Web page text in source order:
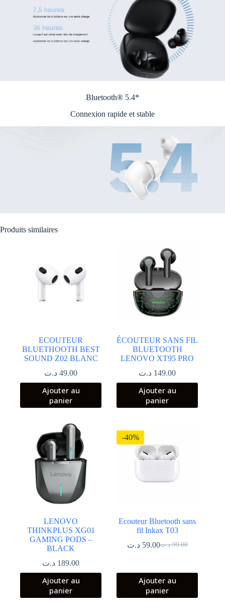
Bluetooth® 5.4*
Connexion rapide et stable
Produits similaires
ECOUTEUR
BLUETHOOTH BEST
SOUND Z02 BLANC
49.00 د.ت
Ajouter au
panier
ÉCOUTEUR SANS FIL
BLUETOOTH
LENOVO XT95 PRO
149.00 د.ت
Ajouter au
panier
LENOVO
THINKPLUS XG01
GAMING PODS –
BLACK
189.00 د.ت
Ajouter au
panier
-40%
Ecouteur Bluetooth sans
fil Inkax T03
99.00 د.تLe
était :
59.00 د.ت
Le
est :
Ajouter au
panier